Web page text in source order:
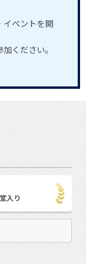
イベントを開
ください。
入り